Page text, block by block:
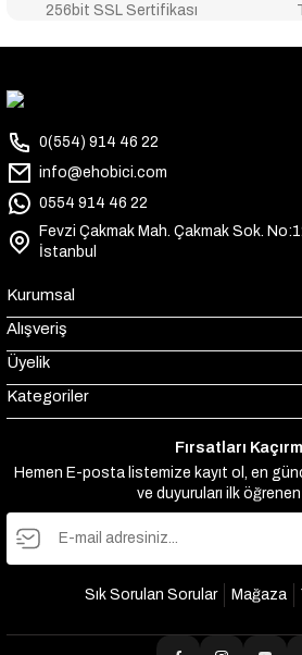
256bit SSL Sertifikası
0(554) 914 46 22
info@ehobici.com
0554 914 46 22
Fevzi Çakmak Mah. Çakmak Sok.
İstanbul
Kurumsal
Alışveriş
Üyelik
Kategoriler
Fırsatları
Hemen E-posta listemize kayıt ol, en
ve duyuruları ilk
Sık Sorulan Sorular Mağaza